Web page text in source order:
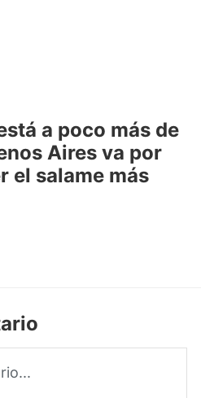
a poco más de
Aires va por
el salame más